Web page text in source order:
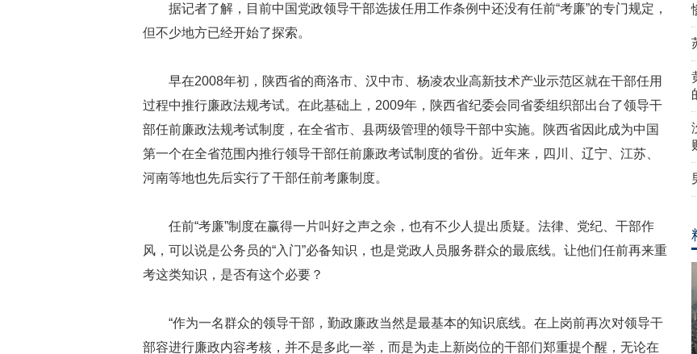
据记者了解，目前中国党政领导干部选拔任用工作条例中还没有任前“考廉”的专门规定，
但不少地方已经开始了探索。
早在2008年初，陕西省的商洛市、汉中市、杨凌农业高新技术产业示范区就在干部任用
过程中推行廉政法规考试。在此基础上，2009年，陕西省纪委会同省委组织部出台了领导干
部任前廉政法规考试制度，在全省市、县两级管理的领导干部中实施。陕西省因此成为中国
第一个在全省范围内推行领导干部任前廉政考试制度的省份。近年来，四川、辽宁、江苏、
河南等地也先后实行了干部任前考廉制度。
任前“考廉”制度在赢得一片叫好之声之余，也有不少人提出质疑。法律、党纪、干部作
风，可以说是公务员的“入门”必备知识，也是党政人员服务群众的最底线。让他们任前再来重
考这类知识，是否有这个必要？
“作为一名群众的领导干部，勤政廉政当然是最基本的知识底线。在上岗前再次对领导干
部容进行廉政内容考核，并不是多此一举，而是为走上新岗位的干部们郑重提个醒，无论在